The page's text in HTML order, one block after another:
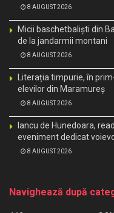
8 AUGUST 2026
Micii baschetbaliști din
de la jandarmii montani
8 AUGUST 2026
Literația timpurie, în
elevilor din Maramureș
8 AUGUST 2026
Iancu de Hunedoara,
eveniment dedicat
8 AUGUST 2026
Navighează după